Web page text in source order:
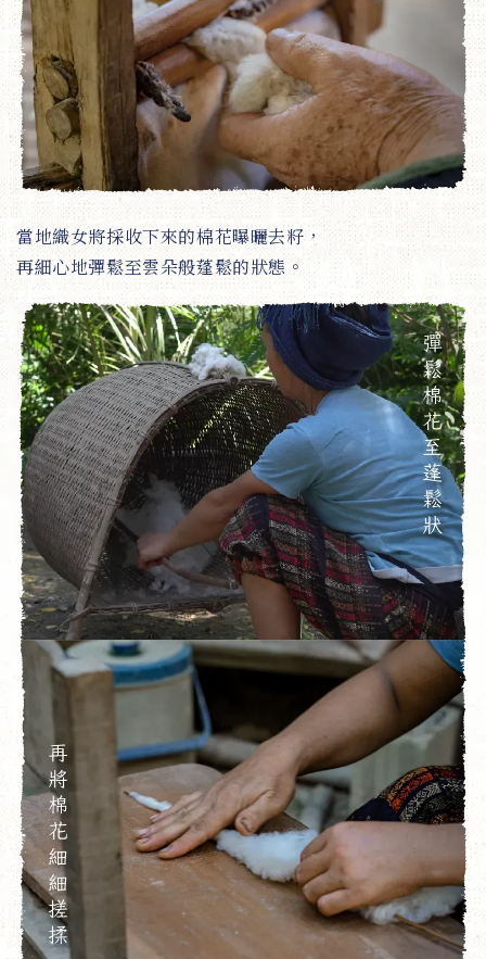
當地織女將採收下來的棉花曝曬去籽，
再細心地彈鬆至雲朵般蓬鬆的狀態。